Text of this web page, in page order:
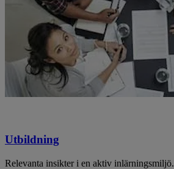
Utbildning
Relevanta insikter i en aktiv inlärningsmiljö.